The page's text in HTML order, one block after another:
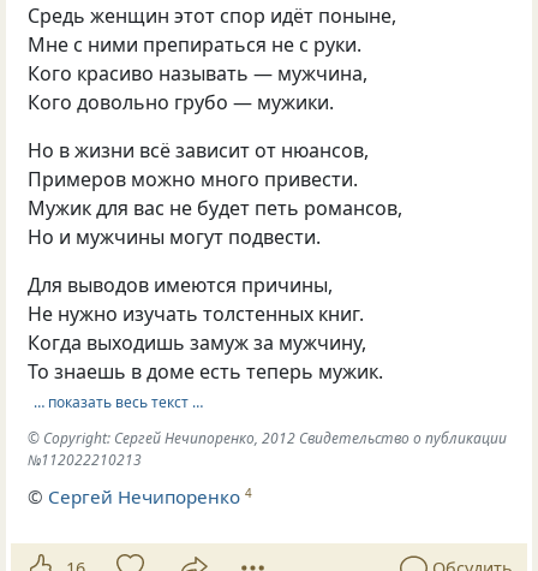
Средь женщин этот спор идёт поныне,
Мне с ними препираться не с руки.
Кого красиво называть — мужчина,
Кого довольно грубо — мужики.
Но в жизни всё зависит от нюансов,
Примеров можно много привести.
Мужик для вас не будет петь романсов,
Но и мужчины могут подвести.
Для выводов имеются причины,
Не нужно изучать толстенных книг.
Когда выходишь замуж за мужчину,
То знаешь в доме есть теперь мужик.
… показать весь текст …
© Copyright: Сергей Нечипоренко, 2012 Свидетельство о публикации
№112022210213
© Сергей Нечипоренко 4